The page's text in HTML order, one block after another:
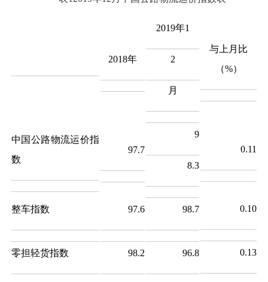
2018年
2019年1
2
月
与上月比
（%）
中国公路物流运价指
数
97.7
9
8.3
0.11
整车指数 97.6 98.7 0.10
零担轻货指数 98.2 96.8 0.13